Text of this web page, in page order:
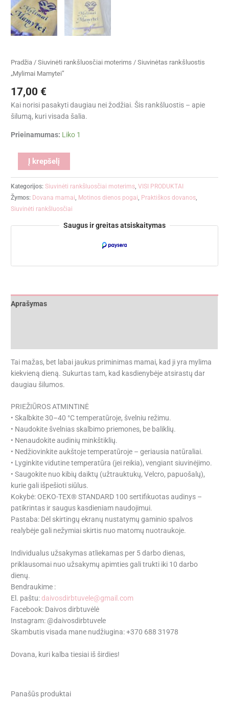
Pradžia /Siuvinėti rankšluosčiai moterims / Siuvinėtas rankšluostis
„Mylimai Mamytei”
17,00 €
Kai norisi pasakyti daugiau nei žodžiai. Šis rankšluostis – apie
šilumą, kuri visada šalia.
Prieinamumas: Liko 1
Į krepšelį
Kategorijos:Siuvinėti rankšluosčiai moterims,VISI PRODUKTAI
Žymos: Dovana mamai, Motinos dienos pogai, Praktiškos dovanos,
Siuvinėti rankšluosčiai
Saugus ir greitas atsiskaitymas
Aprašymas
Tai mažas, bet labai jaukus priminimas mamai, kad ji yra mylima
kiekvieną dieną. Sukurtas tam, kad kasdienybėje atsirastų dar
daugiau šilumos.
PRIEŽIŪROS ATMINTINĖ
• Skalbkite 30–40 °C temperatūroje, švelniu režimu.
• Naudokite švelnias skalbimo priemones, be baliklių.
• Nenaudokite audinių minkštiklių.
• Nedžiovinkite aukštoje temperatūroje – geriausia natūraliai.
• Lyginkite vidutine temperatūra (jei reikia), vengiant siuvinėjimo.
• Saugokite nuo kibių daiktų (užtrauktukų, Velcro, papuošalų),
kurie gali išpešioti siūlus.
Kokybė: OEKO-TEX® STANDARD 100 sertifikuotas audinys –
patikrintas ir saugus kasdieniam naudojimui.
Pastaba: Dėl skirtingų ekranų nustatymų gaminio spalvos
realybėje gali nežymiai skirtis nuo matomų nuotraukoje.
Individualus užsakymas atliekamas per 5 darbo dienas,
priklausomai nuo užsakymų apimties gali trukti iki 10 darbo
dienų.
Bendraukime :
El. paštu: daivosdirbtuvele@gmail.com
Facebook: Daivos dirbtuvėlė
Instagram: @daivosdirbtuvele
Skambutis visada mane nudžiugina: +370 688 31978
Dovana, kuri kalba tiesiai iš širdies!
Panašūs produktai